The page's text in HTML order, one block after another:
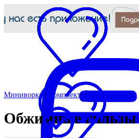
Миниворкс / Комплектующие для МАФ
Обжимные гильзы